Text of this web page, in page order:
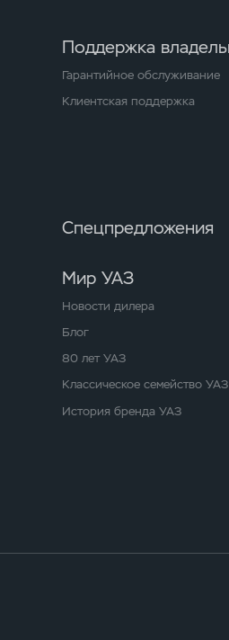
Поддержка
Гарантийное обслуживание
Клиентская поддержка
Спецпредложения
Мир УАЗ
Новости дилера
Блог
80 лет УАЗ
Классическое семейство УАЗ
История бренда УАЗ